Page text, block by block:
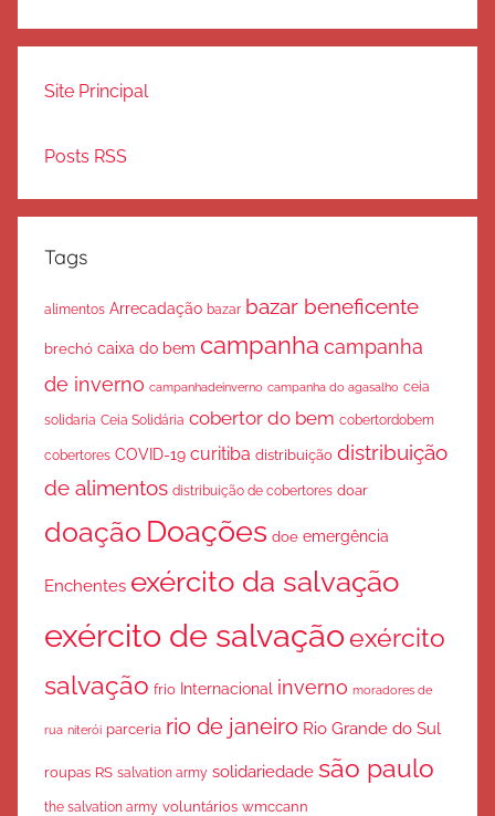
Site Principal
Posts RSS
Tags
alimentos Arrecadação bazar bazar beneficente
brechó caixa do bem campanha campanha
de inverno campanhadeinverno campanha do agasalho ceia
solidaria Ceia Solidária cobertor do bem cobertordobem
cobertores COVID-19 curitiba distribuição distribuição
de alimentos distribuição de cobertores doar
doação Doações doe emergência
Enchentes exército da salvação
exército de salvaçãoexército
salvação frio Internacional inverno moradores de
rua niterói parceria rio de janeiro Rio Grande do Sul
roupas RS salvation army solidariedade são paulo
the salvation army voluntários wmccann